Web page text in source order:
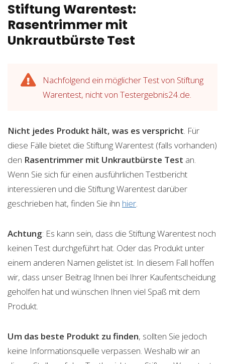
Stiftung Warentest:
Rasentrimmer mit
Unkrautbürste Test
Nachfolgend ein möglicher Test von Stiftung
Warentest, nicht von Testergebnis24.de.
Nicht jedes Produkt hält, was es verspricht. Für
diese Fälle bietet die Stiftung Warentest (falls vorhanden)
den Rasentrimmer mit Unkrautbürste Test an.
Wenn Sie sich für einen ausführlichen Testbericht
interessieren und die Stiftung Warentest darüber
geschrieben hat, finden Sie ihn hier.
Achtung: Es kann sein, dass die Stiftung Warentest noch
keinen Test durchgeführt hat. Oder das Produkt unter
einem anderen Namen gelistet ist. In diesem Fall hoffen
wir, dass unser Beitrag Ihnen bei Ihrer Kaufentscheidung
geholfen hat und wünschen Ihnen viel Spaß mit dem
Produkt.
Um das beste Produkt zu finden, sollten Sie jedoch
keine Informationsquelle verpassen. Weshalb wir an